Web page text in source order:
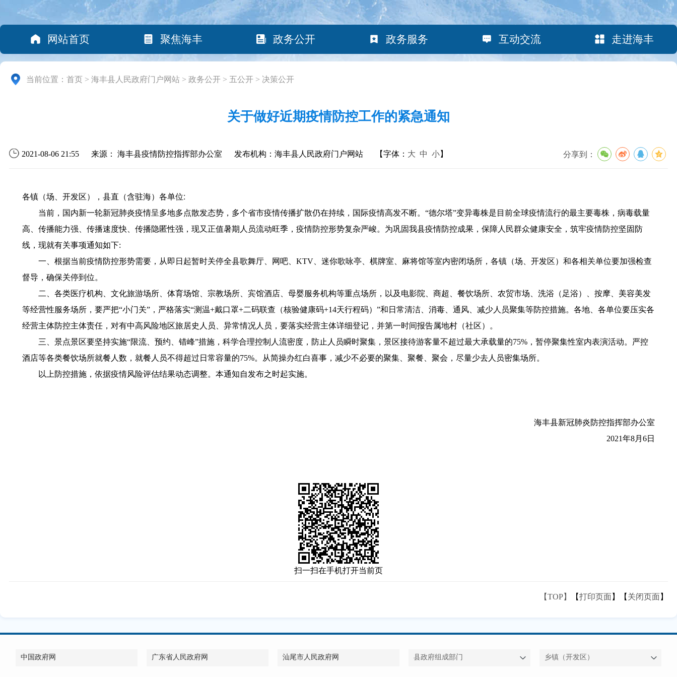
网站首页 聚焦海丰 政务公开 政务服务 互动交流 走进海丰
当前位置： 首页 > 海丰县人民政府门户网站 > 政务公开 > 五公开 > 决策公开
关于做好近期疫情防控工作的紧急通知
2021-08-06 21:55 来源： 海丰县疫情防控指挥部办公室 发布机构：海丰县人民政府门户网站 【字体： 大 中 小】 分享到：
各镇（场、开发区），县直（含驻海）各单位:
当前，国内新一轮新冠肺炎疫情呈多地多点散发态势，多个省市疫情传播扩散仍在持续，国际疫情高发不断。“德尔塔”变异毒株是目前全球疫情流行的最主要毒株，病毒载量
高、传播能力强、传播速度快、传播隐匿性强，现又正值暑期人员流动旺季，疫情防控形势复杂严峻。为巩固我县疫情防控成果，保障人民群众健康安全，筑牢疫情防控坚固防
线，现就有关事项通知如下:
一、根据当前疫情防控形势需要，从即日起暂时关停全县歌舞厅、网吧、KTV、迷你歌咏亭、棋牌室、麻将馆等室内密闭场所，各镇（场、开发区）和各相关单位要加强检查
督导，确保关停到位。
二、各类医疗机构、文化旅游场所、体育场馆、宗教场所、宾馆酒店、母婴服务机构等重点场所，以及电影院、商超、餐饮场所、农贸市场、洗浴（足浴）、按摩、美容美发
等经营性服务场所，要严把“小门关”，严格落实“测温+戴口罩+二码联查（核验健康码+14天行程码）”和日常清洁、消毒、通风、减少人员聚集等防控措施。各地、各单位要压实各
经营主体防控主体责任，对有中高风险地区旅居史人员、异常情况人员，要落实经营主体详细登记，并第一时间报告属地村（社区）。
三、景点景区要坚持实施“限流、预约、错峰”措施，科学合理控制人流密度，防止人员瞬时聚集，景区接待游客量不超过最大承载量的75%，暂停聚集性室内表演活动。严控
酒店等各类餐饮场所就餐人数，就餐人员不得超过日常容量的75%。从简操办红白喜事，减少不必要的聚集、聚餐、聚会，尽量少去人员密集场所。
以上防控措施，依据疫情风险评估结果动态调整。本通知自发布之时起实施。
海丰县新冠肺炎防控指挥部办公室
2021年8月6日
扫一扫在手机打开当前页
【TOP】 【打印页面】【 关闭页面】
中国政府网 广东省人民政府网 汕尾市人民政府网 县政府组成部门 乡镇（开发区）